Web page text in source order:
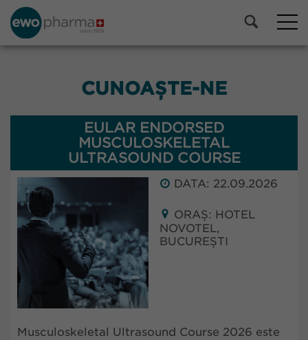
CUNOAȘTE-NE
EULAR ENDORSED
MUSCULOSKELETAL
ULTRASOUND COURSE
DATA: 22.09.2026
ORAȘ: HOTEL
NOVOTEL,
BUCUREȘTI
Musculoskeletal Ultrasound Course 2026 este